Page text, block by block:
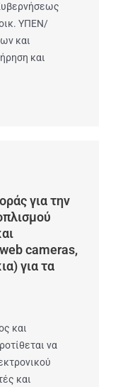
ΥΠΕΝ/
και
και
για την
cameras,
για τα
και
να
και